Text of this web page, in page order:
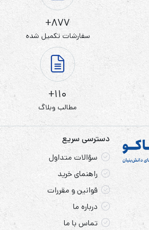
باتری ریتار 65 آمپر 12 ولت در دستگاه‌های زیادی از قبیل
ماشین و موتور‌های شارژی کودکان،
موارد مصرف باتری ریتار 12 ولت 65 آمپر ساعت
کاربرد دارد.
(بیشتر بخوانید:یو پی اس چیست
(سولار)
877+
سفارشات تکمیل شده
110+
مطالب وبلاگ
دسترسی سریع
سؤالات متداول
راهنمای خرید
قوانین و مقررات
درباره ما
تماس با ما